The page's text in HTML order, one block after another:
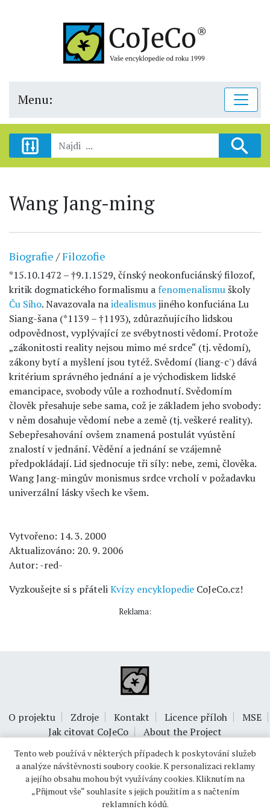
Menu:
Wang Jang-ming
Biografie /Filozofie
*15.10.1472 – †9.1.1529, čínský neokonfuciánský filozof,
kritik dogmatického formalismu a fenomenalismuškoly
Ču Siho. Navazovala naidealismusjiného konfuciána Lu
Siang-šana (*1139 – †1193), zdůrazňujícího lidskou
odpovědnost, vyplývající ze svébytnosti vědomí. Protože
„zákonitosti reality nejsou mimo mé srdce“ (tj. vědomí),
zákony bytí a myšlení jsou tytéž. Svědomí (liang-c') dává
kritérium správného jednání a je východiskem lidské
emancipace, svobody vůle a rozhodnutí. Svědomím
člověk přesahuje sebe sama, což je základem jeho svobody:
v něm dosahuje vědomí nebe a země (tj. veškeré reality).
Sebepřesahování ovšem znamená postulát vyústění
znalostí v jednání. Vědění a jednání se vzájemně
předpokládají. Lid sjednocuje tři síly: nebe, zemi, člověka.
Wang Jang-mingův monismus srdce vrcholí v požadavku
univerzální lásky všech ke všem.
Vytvořeno: 14. 3. 2000
Aktualizováno: 20. 9. 2006
Autor: -red-
Vyzkoušejte si s přáteliKvízy encyklopedie CoJeCo.cz!
Reklama:
O projektu Zdroje Kontakt Licence příloh
MSE
Jak citovat CoJeCo
About the Project
© 1999-2026OPTIMUS s.r.o.
Tento web používá v některých případech k poskytování služeb
a analýze návštěvnosti soubory cookie. K personalizaci reklamy
a jejího obsahu mohou být využívány cookies. Kliknutím na
„Přijmout vše“ souhlasíte s jejich použitím a s načtením
reklamních kódů.